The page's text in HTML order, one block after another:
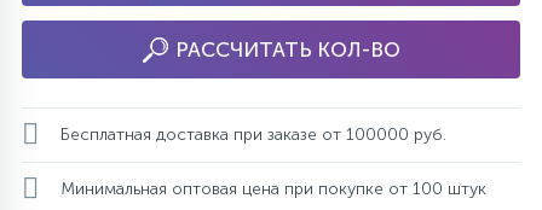
РАССЧИТАТЬ КОЛ-ВО
Бесплатная доставка при заказе от 100000 руб.
Минимальная оптовая цена при покупке от 100 штук